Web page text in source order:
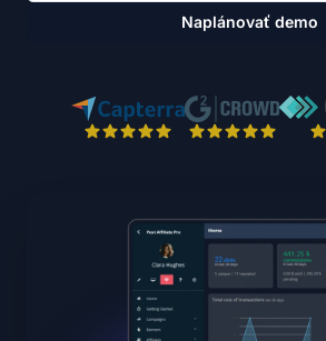
Naplánovať demo